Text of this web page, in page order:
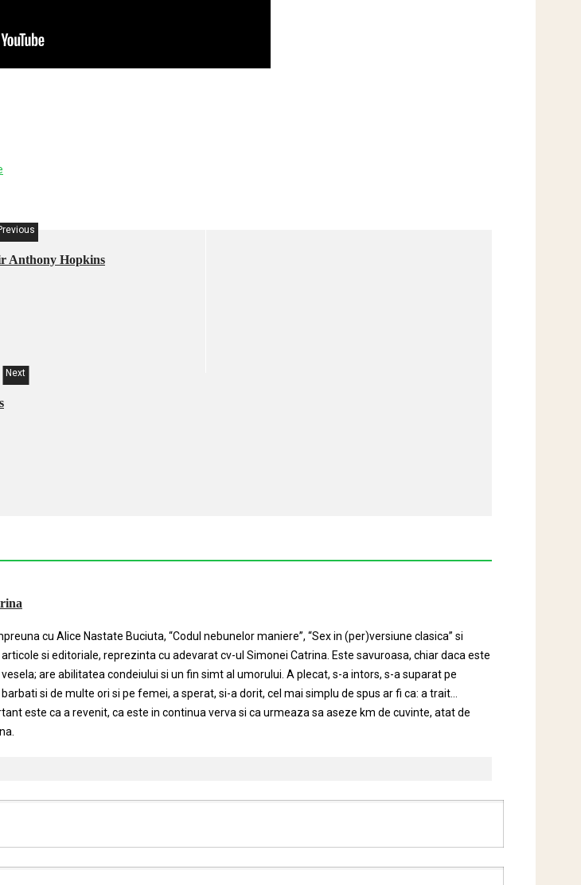
Anthony Hopkins
Next
cu Alice Nastate Buciuta, “Codul nebunelor maniere”, “Sex in (per)versiune clasica” si
si editoriale, reprezinta cu adevarat cv-ul Simonei Catrina. Este savuroasa, chiar daca este
are abilitatea condeiului si un fin simt al umorului. A plecat, s-a intors, s-a suparat pe
si de multe ori si pe femei, a sperat, si-a dorit, cel mai simplu de spus ar fi ca: a trait…
este ca a revenit, ca este in continua verva si ca urmeaza sa aseze km de cuvinte, atat de